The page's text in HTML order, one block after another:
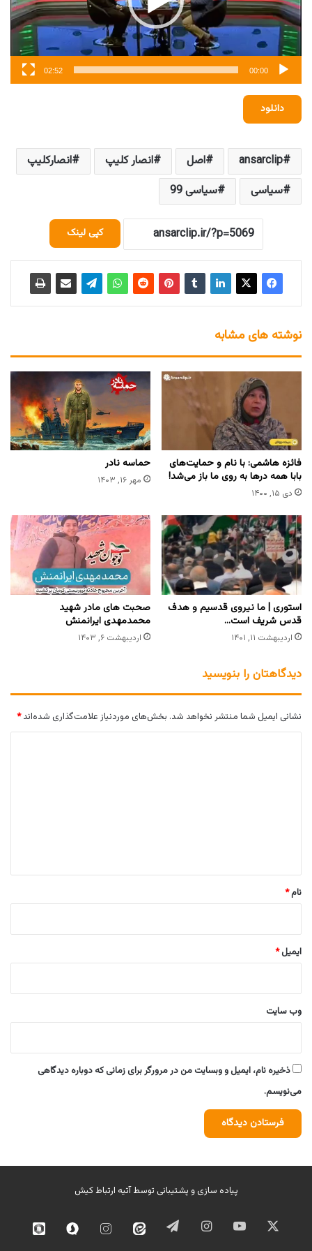
00:00
02:52
دانلود
ansarclip اصل انصار کلیپ
انصارکلیپ
سیاسی
سیاسی 99
کپی لینک
نوشته های مشابه
فائزه هاشمی: با نام و حمایت‌های
بابا همه درها به روی ما باز می‌شد!
دی ۱۵, ۱۴۰۰
حماسه نادر
مهر ۱۶, ۱۴۰۳
استوری | ما نیروی قدسیم و هدف
قدس شریف است…
اردیبهشت ۱۱, ۱۴۰۱
صحبت های مادر شهید
محمدمهدی ایرانمنش
اردیبهشت ۶, ۱۴۰۳
دیدگاهتان را بنویسید
نشانی ایمیل شما منتشر نخواهد شد. بخش‌های موردنیاز علامت‌گذاری شده‌اند*
نام*
ایمیل*
وب‌ سایت
ذخیره نام، ایمیل و وبسایت من در مرورگر برای زمانی که دوباره دیدگاهی
می‌نویسم.
پیاده سازی و پشتیبانی توسطآتیه ارتباط کیش
ایکس یوتیوب اینستاگرامتلگرام ایتا اینستاگرامسروش